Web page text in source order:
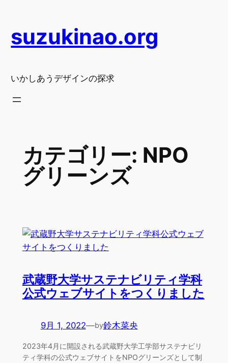
を
ス
ッ
suzukinao.org
いかしあうデザインの探求
カテゴリー: NPO
グリーンズ
武蔵野大学サステナビリティ学科
公式ウェブサイトをつくりました
9月 1, 2022—by鈴木菜央
2023年4月に開設される武蔵野大学工学部サステナビリ
ティ学科の公式ウェブサイトをNPOグリーンズとして制